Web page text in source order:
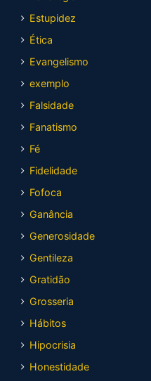
Estupidez
Ética
Evangelismo
exemplo
Falsidade
Fanatismo
Fé
Fidelidade
Fofoca
Ganância
Generosidade
Gentileza
Gratidão
Grosseria
Hábitos
Hipocrisia
Honestidade